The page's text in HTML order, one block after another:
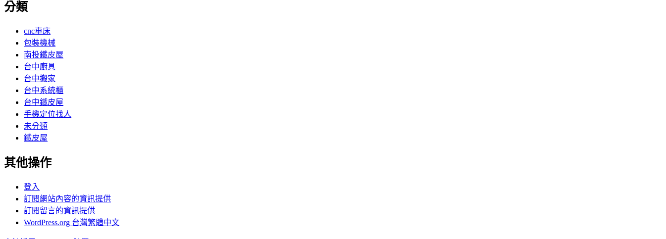
分類
cnc車床
包裝機械
南投鐵皮屋
台中廚具
台中搬家
台中系統櫃
台中鐵皮屋
手機定位找人
未分類
鐵皮屋
其他操作
登入
訂閱網站內容的資訊提供
訂閱留言的資訊提供
WordPress.org 台灣繁體中文